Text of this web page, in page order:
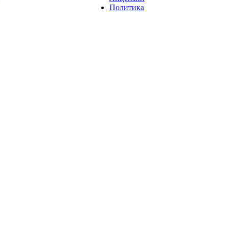
Политика